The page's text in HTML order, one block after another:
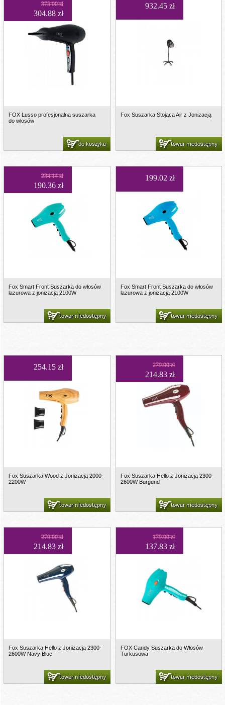
375.00 zł
304.88 zł
FOX Lusso profesjonalna suszarka
do włosów
do koszyka
932.45 zł
Fox Suszarka Stojąca Air z Jonizacją
towar niedostępny
234.14 zł
190.36 zł
Fox Smart Front Suszarka do włosów
lazurowa z jonizacją 2100W
towar niedostępny
199.02 zł
Fox Smart Front Suszarka do włosów
lazurowa z jonizacją 2100W
towar niedostępny
254.15 zł
Fox Suszarka Wood z Jonizacją 2000-
2200W
towar niedostępny
279.00 zł
214.83 zł
Fox Suszarka Hello z Jonizacją 2300-
2600W Burgund
towar niedostępny
279.00 zł
214.83 zł
Fox Suszarka Hello z Jonizacją 2300-
2600W Navy Blue
towar niedostępny
179.00 zł
137.83 zł
FOX Candy Suszarka do Włosów
Turkusowa
towar niedostępny